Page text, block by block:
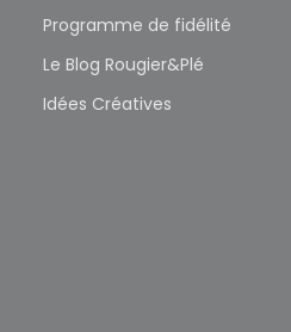
Programme de fidélité
Le Blog Rougier&Plé
Idées Créatives